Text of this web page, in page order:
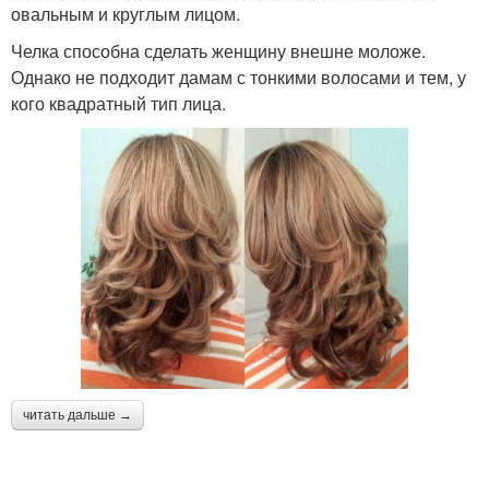
овальным и круглым лицом.
Челка способна сделать женщину внешне моложе.
Однако не подходит дамам с тонкими волосами и тем, у
кого квадратный тип лица.
читать дальше →